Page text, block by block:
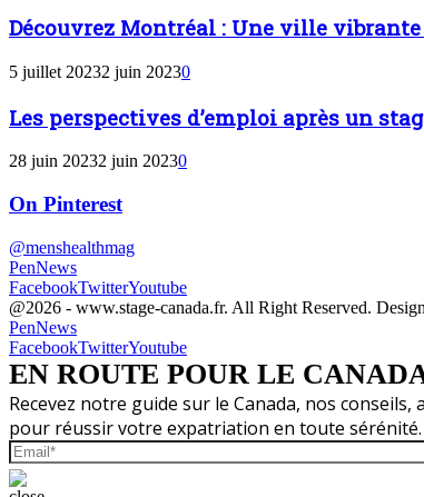
Découvrez Montréal : Une ville
5 juillet 20232 juin 20230
Les perspectives d’emploi après un
28 juin 20232 juin 20230
On Pinterest
@menshealthmag
PenNews
FacebookTwitterYoutube
@2026 - www.stage-canada.fr. All Right Reserved.
PenNews
FacebookTwitterYoutube
EN ROUTE POUR LE
Recevez notre guide sur le Canada, nos conseils,
pour réussir votre expatriation en toute sérénité.